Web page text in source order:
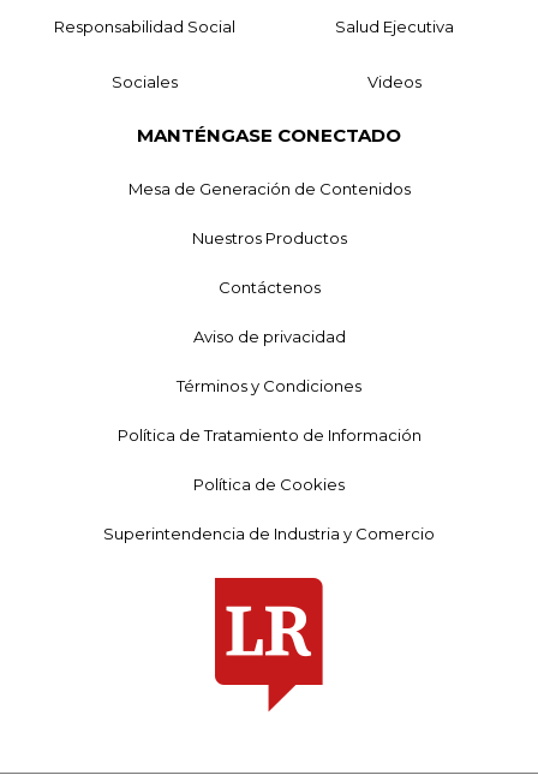
Responsabilidad Social Salud Ejecutiva
Sociales Videos
MANTÉNGASE CONECTADO
Mesa de Generación de Contenidos
Nuestros Productos
Contáctenos
Aviso de privacidad
Términos y Condiciones
Política de Tratamiento de Información
Política de Cookies
Superintendencia de Industria y Comercio